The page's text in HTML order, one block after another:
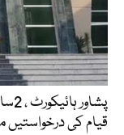
قیام کی درخواستیں